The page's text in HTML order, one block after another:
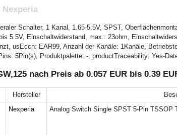
Nexperia
Schalter, 1 Kanal, 1.65-5.5V, SPST,
5.5V, Einschaltwiderstand, max.: 23ohm,
usEccn: EAR99, Anzahl der Kanäle: 1Kanäle,
5Pin(s), Produktpalette: -, productTraceability: Yes-
nach Preis ab 0.057 EUR bis 0.39
Hersteller
Nexperia Analog Switch Single SPST 5-Pin TSSOP